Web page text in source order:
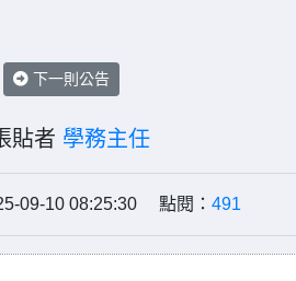
下一則公告
貼者 學務主任
09-10 08:25:30 點閱： 491